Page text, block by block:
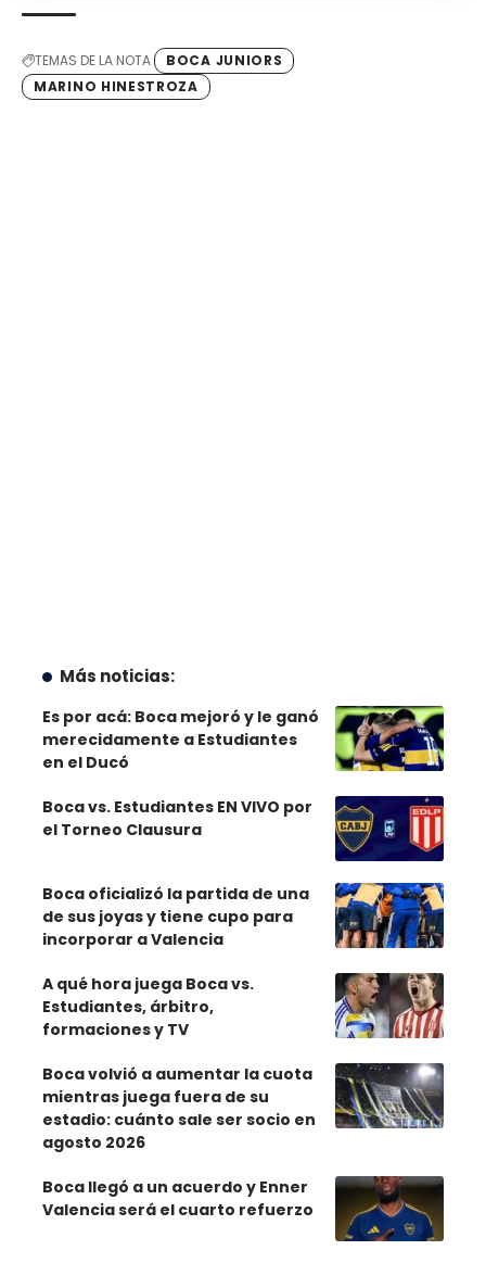
TEMAS DE LA NOTA
BOCA JUNIORS
MARINO HINESTROZA
Más noticias:
Es por acá: Boca mejoró y le ganó
merecidamente a Estudiantes
en el Ducó
Boca vs. Estudiantes EN VIVO por
el Torneo Clausura
Boca oficializó la partida de una
de sus joyas y tiene cupo para
incorporar a Valencia
A qué hora juega Boca vs.
Estudiantes, árbitro,
formaciones y TV
Boca volvió a aumentar la cuota
mientras juega fuera de su
estadio: cuánto sale ser socio en
agosto 2026
Boca llegó a un acuerdo y Enner
Valencia será el cuarto refuerzo